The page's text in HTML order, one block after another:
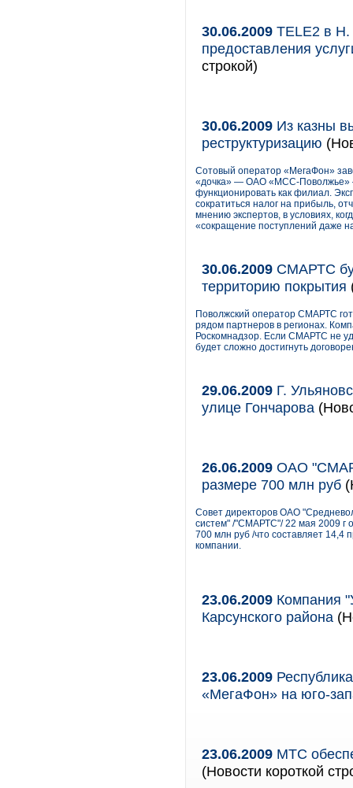
30.06.2009 TELE2 в Н.
предоставления
строкой)
30.06.2009 Из казны
реструктуризацию
Сотовый оператор «МегаФон»
«дочка» — ОАО «МСС-Поволжье» —
функционировать как филиал.
сократиться налог на прибыль,
мнению экспертов, в условиях,
«сокращение поступлений даже
30.06.2009 СМАРТC
территорию покрытия
Поволжский оператор СМАРТС
рядом партнеров в регионах.
Роскомнадзор. Если СМАРТС не
будет сложно достигнуть
29.06.2009 Г.
улице Гончарова
26.06.2009 ОАО
размере 700 млн руб
Совет директоров ОАО
систем" /"СМАРТС"/ 22 мая 2009 г
700 млн руб /что составляет 14,4
компании.
23.06.2009 Компания
Карсунского района
23.06.2009
«МегаФон» на юго-
23.06.2009 МТС
(Новости короткой